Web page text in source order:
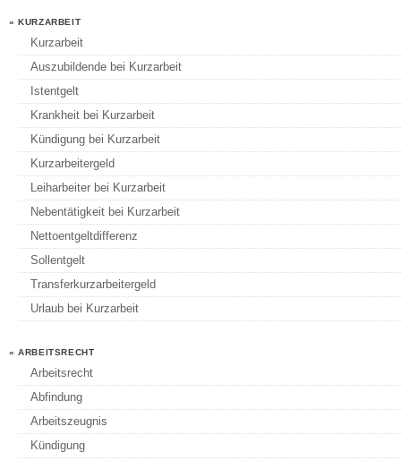
» KURZARBEIT
Kurzarbeit
Auszubildende bei Kurzarbeit
Istentgelt
Krankheit bei Kurzarbeit
Kündigung bei Kurzarbeit
Kurzarbeitergeld
Leiharbeiter bei Kurzarbeit
Nebentätigkeit bei Kurzarbeit
Nettoentgeltdifferenz
Sollentgelt
Transferkurzarbeitergeld
Urlaub bei Kurzarbeit
» ARBEITSRECHT
Arbeitsrecht
Abfindung
Arbeitszeugnis
Kündigung